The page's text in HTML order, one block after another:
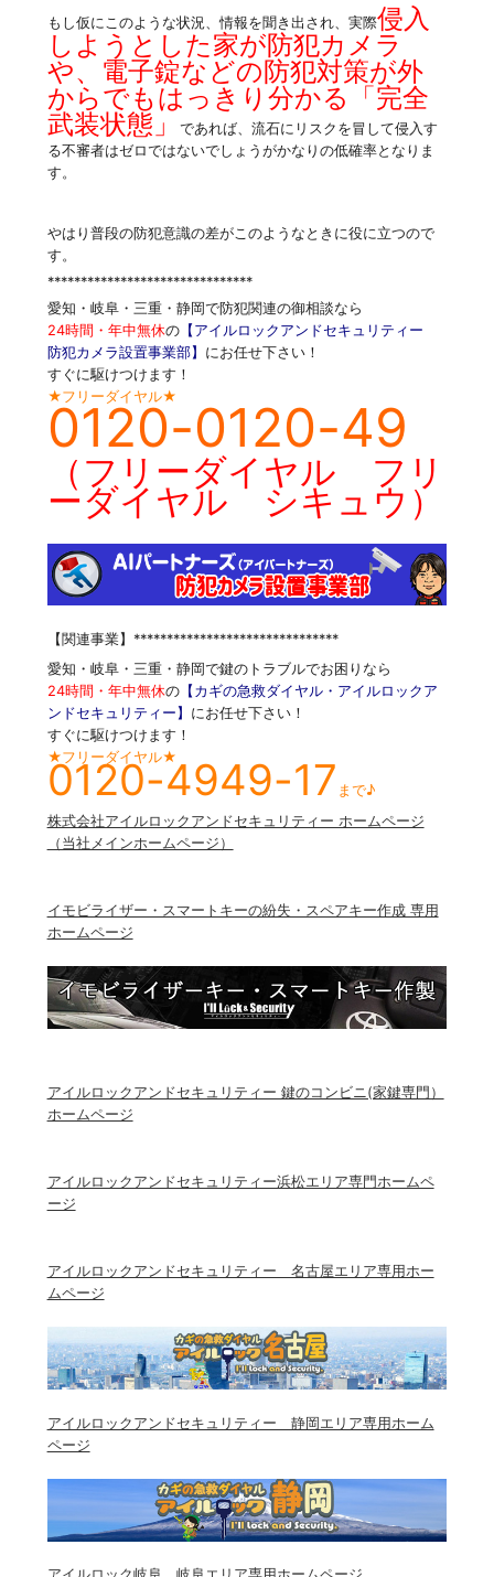
もし仮にこのような状況、情報を聞き出され、実際侵入
しようとした家が防犯カメラ
や、電子錠などの防犯対策が外
からでもはっきり分かる「完全
武装状態」
であれば、流石にリスクを冒して侵入す
る不審者はゼロではないでしょうがかなりの低確率となりま
す。
やはり普段の防犯意識の差がこのようなときに役に立つので
す。
*******************************
愛知・岐阜・三重・静岡で防犯関連の御相談なら
24時間・年中無休の【アイルロックアンドセキュリティー
防犯カメラ設置事業部】 にお任せ下さい！
すぐに駆けつけます！
★フリーダイヤル★
0120-0120-49
（フリーダイヤル フリ
ーダイヤル シキュウ）
【関連事業】*******************************
愛知・岐阜・三重・静岡で鍵のトラブルでお困りなら
24時間・年中無休の【カギの急救ダイヤル・アイルロックア
ンドセキュリティー】 にお任せ下さい！
すぐに駆けつけます！
★フリーダイヤル★
0120-4949-17 まで♪
株式会社アイルロックアンドセキュリティー ホームページ
（当社メインホームページ）
イモビライザー・スマートキーの紛失・スペアキー作成 専用
ホームページ
アイルロックアンドセキュリティー 鍵のコンビニ(家鍵専門）
ホームページ
アイルロックアンドセキュリティー浜松エリア専門ホームペ
ージ
アイルロックアンドセキュリティー 名古屋エリア専用ホー
ムページ
アイルロックアンドセキュリティー 静岡エリア専用ホーム
ページ